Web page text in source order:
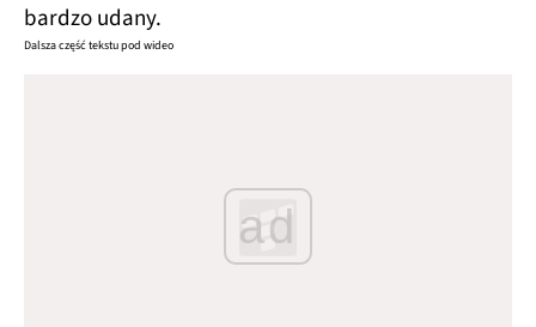
bardzo udany.
Dalsza część tekstu pod wideo
ad